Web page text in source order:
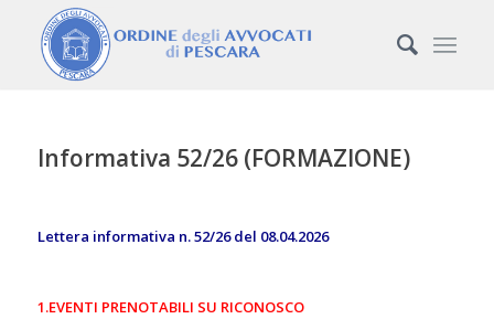
Informativa 52/26 (FORMAZIONE)
Lettera informativa n. 52/26 del 08.04.2026
1.EVENTI PRENOTABILI SU RICONOSCO